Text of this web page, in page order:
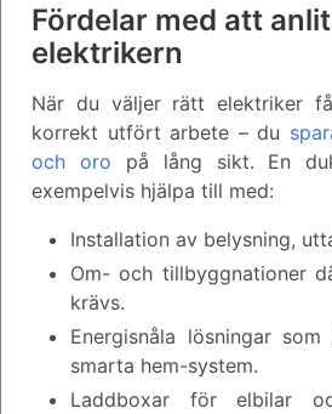
Fördelar med att
elektrikern
När du väljer rätt elektriker
korrekt utfört arbete – du
och oro på lång sikt. En
exempelvis hjälpa till med:
Installation av belysning,
Om- och tillbyggnationer
krävs.
Energisnåla lösningar
smarta hem-system.
Laddboxar för elbilar